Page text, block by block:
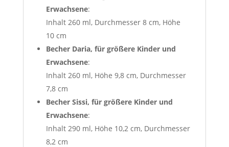
Erwachsene:
Inhalt 260 ml, Durchmesser 8 cm, Höhe
10 cm
Becher Daria, für größere Kinder und
Erwachsene:
Inhalt 260 ml, Höhe 9,8 cm, Durchmesser
7,8 cm
Becher Sissi, für größere Kinder und
Erwachsene:
Inhalt 290 ml, Höhe 10,2 cm, Durchmesser
8,2 cm